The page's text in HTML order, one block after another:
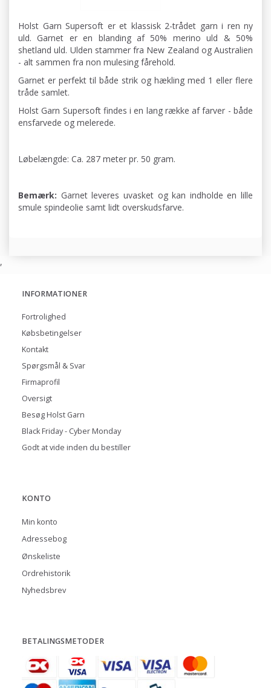
Holst Garn Supersoft er et klassisk 2-trådet garn i ren ny
uld. Garnet er en blanding af 50% merino uld & 50%
shetland uld. Ulden stammer fra New Zealand og Australien
- alt sammen fra non mulesing fårehold.
Garnet er perfekt til både strik og hækling med 1 eller flere
tråde samlet.
Holst Garn Supersoft findes i en lang række af farver - både
ensfarvede og melerede.
Løbelængde: Ca. 287 meter pr. 50 gram.
Bemærk: Garnet leveres uvasket og kan indholde en lille
smule spindeolie samt lidt overskudsfarve.
,
INFORMATIONER
Fortrolighed
Købsbetingelser
Kontakt
Spørgsmål & Svar
Firmaprofil
Oversigt
Besøg Holst Garn
Black Friday - Cyber Monday
Godt at vide inden du bestiller
KONTO
Min konto
Adressebog
Ønskeliste
Ordrehistorik
Nyhedsbrev
BETALINGSMETODER